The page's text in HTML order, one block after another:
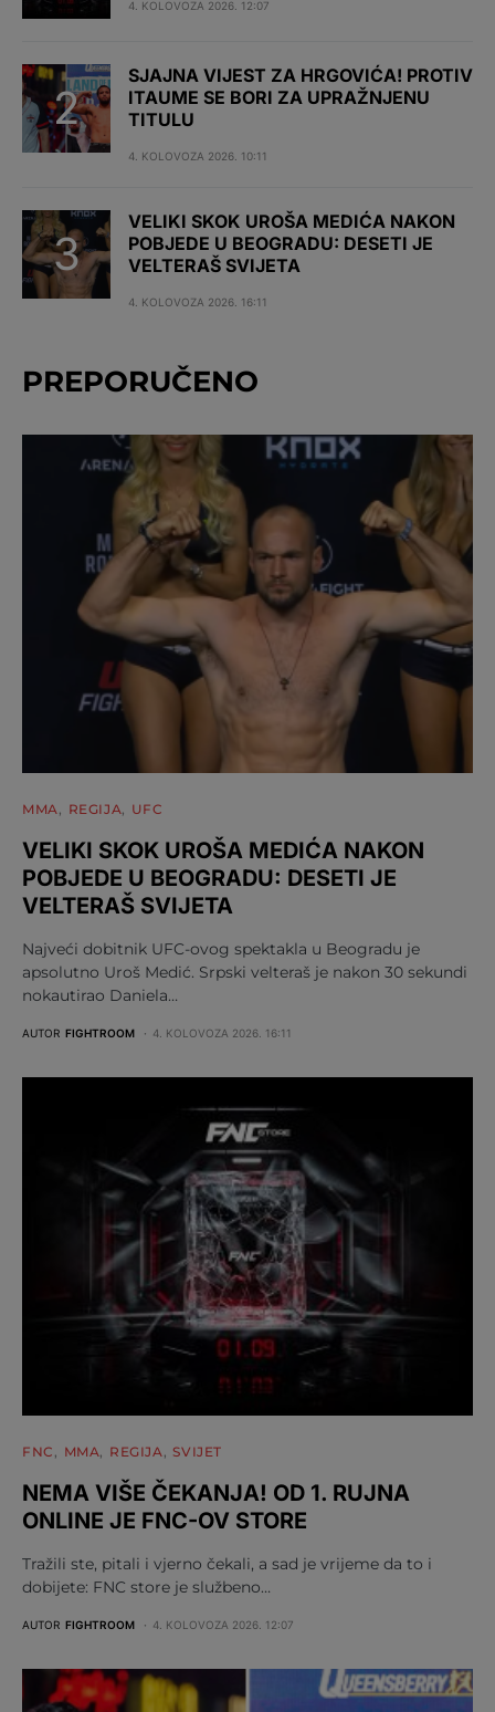
4. KOLOVOZA 2026. 12:07
SJAJNA VIJEST ZA HRGOVIĆA! PROTIV
ITAUME SE BORI ZA UPRAŽNJENU
TITULU
4. KOLOVOZA 2026. 10:11
VELIKI SKOK UROŠA MEDIĆA NAKON
POBJEDE U BEOGRADU: DESETI JE
VELTERAŠ SVIJETA
4. KOLOVOZA 2026. 16:11
PREPORUČENO
MMA REGIJA UFC
VELIKI SKOK UROŠA MEDIĆA NAKON
POBJEDE U BEOGRADU: DESETI JE
VELTERAŠ SVIJETA
Najveći dobitnik UFC-ovog spektakla u Beogradu je
apsolutno Uroš Medić. Srpski velteraš je nakon 30 sekundi
nokautirao Daniela…
AUTOR FIGHTROOM 4. KOLOVOZA 2026. 16:11
FNC MMA REGIJA SVIJET
NEMA VIŠE ČEKANJA! OD 1. RUJNA
ONLINE JE FNC-OV STORE
Tražili ste, pitali i vjerno čekali, a sad je vrijeme da to i
dobijete: FNC store je službeno…
AUTOR FIGHTROOM 4. KOLOVOZA 2026. 12:07